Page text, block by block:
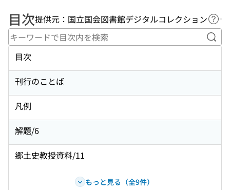
目次提供元：国立国会図書館デジタルコレクション ヘ
キ
目次
刊行のことば
凡例
解題/6
郷土史教授資料/11
もっと見る（全9件）